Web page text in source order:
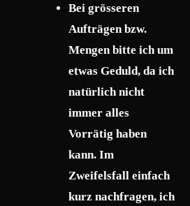
Bei grösseren
Aufträgen bzw.
Mengen bitte ich um
etwas Geduld, da ich
natürlich nicht
immer alles
Vorrätig haben
kann. Im
Zweifelsfall einfach
kurz nachfragen, ich